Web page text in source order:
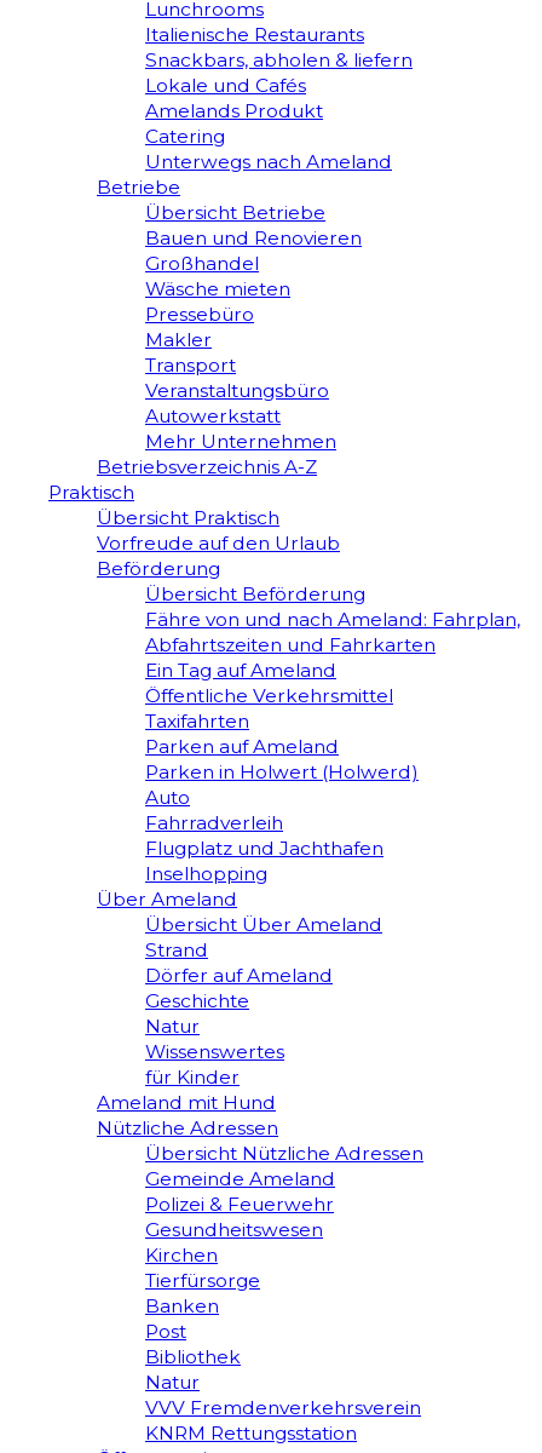
Lunchrooms
Italienische Restaurants
Snackbars, abholen & liefern
Lokale und Cafés
Amelands Produkt
Catering
Unterwegs nach Ameland
Betriebe
Übersicht Betriebe
Bauen und Renovieren
Großhandel
Wäsche mieten
Pressebüro
Makler
Transport
Veranstaltungsbüro
Autowerkstatt
Mehr Unternehmen
Betriebsverzeichnis A-Z
Praktisch
Übersicht Praktisch
Vorfreude auf den Urlaub
Beförderung
Übersicht Beförderung
Fähre von und nach Ameland: Fahrplan,
Abfahrtszeiten und Fahrkarten
Ein Tag auf Ameland
Öffentliche Verkehrsmittel
Taxifahrten
Parken auf Ameland
Parken in Holwert (Holwerd)
Auto
Fahrradverleih
Flugplatz und Jachthafen
Inselhopping
Über Ameland
Übersicht Über Ameland
Strand
Dörfer auf Ameland
Geschichte
Natur
Wissenswertes
für Kinder
Ameland mit Hund
Nützliche Adressen
Übersicht Nützliche Adressen
Gemeinde Ameland
Polizei & Feuerwehr
Gesundheitswesen
Kirchen
Tierfürsorge
Banken
Post
Bibliothek
Natur
VVV Fremdenverkehrsverein
KNRM Rettungsstation